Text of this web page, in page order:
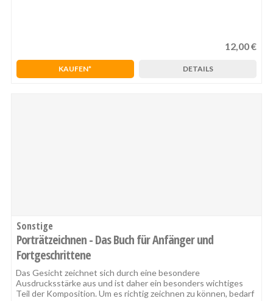
12,00 €
DETAILS
KAUFEN
Sonstige
Porträtzeichnen - Das Buch für Anfänger und
Fortgeschrittene
Das Gesicht zeichnet sich durch eine besondere
Ausdrucksstärke aus und ist daher ein besonders wichtiges
Teil der Komposition. Um es richtig zeichnen zu können, bedarf